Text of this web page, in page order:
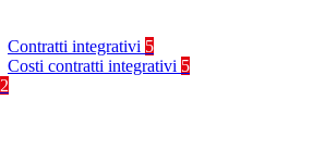
Contratti integrativi 5
Costi contratti integrativi 5
2